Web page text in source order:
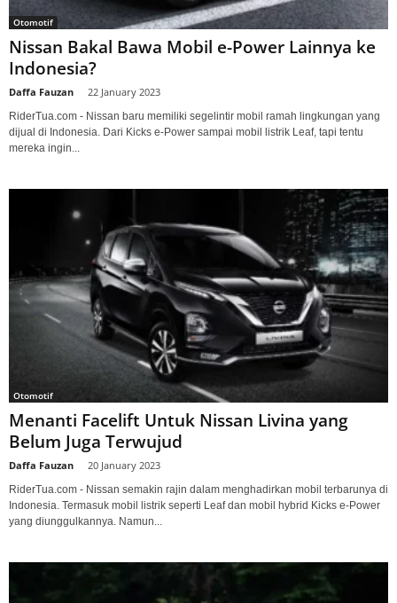
Otomotif
Nissan Bakal Bawa Mobil e-Power Lainnya ke
Indonesia?
Daffa Fauzan 22 January 2023
RiderTua.com - Nissan baru memiliki segelintir mobil ramah lingkungan yang
dijual di Indonesia. Dari Kicks e-Power sampai mobil listrik Leaf, tapi tentu
mereka ingin...
Otomotif
Menanti Facelift Untuk Nissan Livina yang
Belum Juga Terwujud
Daffa Fauzan 20 January 2023
RiderTua.com - Nissan semakin rajin dalam menghadirkan mobil terbarunya di
Indonesia. Termasuk mobil listrik seperti Leaf dan mobil hybrid Kicks e-Power
yang diunggulkannya. Namun...